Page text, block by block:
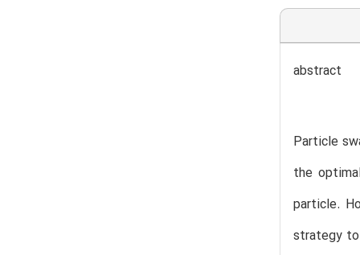
abstract
Particle
the
particle.
strategy to